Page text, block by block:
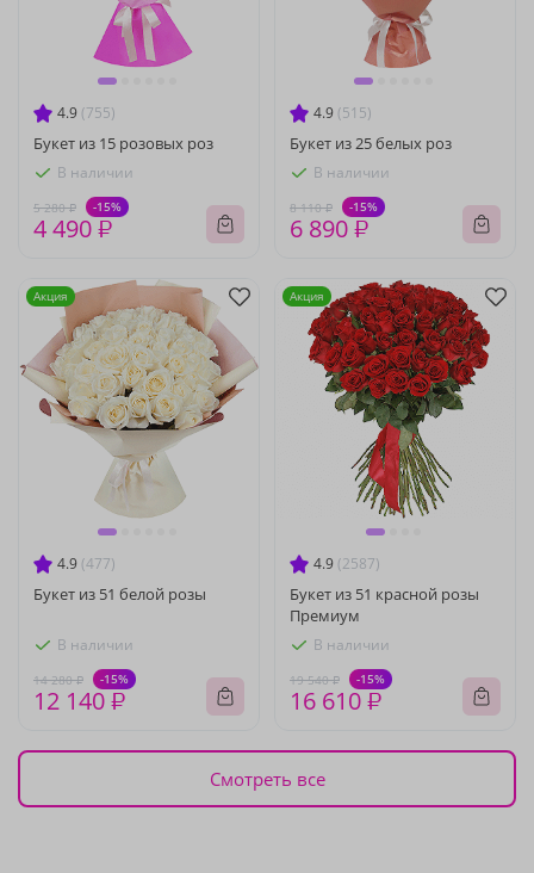
4.9 (755)
Букет из 15 розовых роз
В наличии
5 280 ₽ -15%
4 490 ₽
4.9 (515)
Букет из 25 белых роз
В наличии
8 110 ₽ -15%
6 890 ₽
4.9 (477)
Букет из 51 белой розы
В наличии
14 280 ₽ -15%
12 140 ₽
Акция
4.9 (2587)
Букет из 51 красной розы
Премиум
В наличии
19 540 ₽ -15%
16 610 ₽
Акция
Смотреть все